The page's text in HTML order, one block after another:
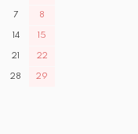
7 8
14 15
21 22
28 29